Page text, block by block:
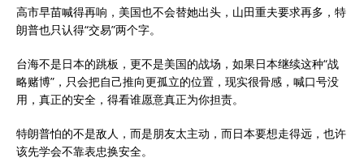
高市早苗喊得再响，美国也不会替她出头，山田重夫要求再多，特
朗普也只认得“交易”两个字。
台海不是日本的跳板，更不是美国的战场，如果日本继续这种“战
略赌博”，只会把自己推向更孤立的位置，现实很骨感，喊口号没
用，真正的安全，得看谁愿意真正为你担责。
特朗普怕的不是敌人，而是朋友太主动，而日本要想走得远，也许
该先学会不靠表忠换安全。